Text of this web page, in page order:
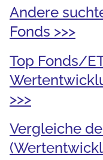
Andere
Fonds >>>
Top Fonds/
>>>
Vergleiche